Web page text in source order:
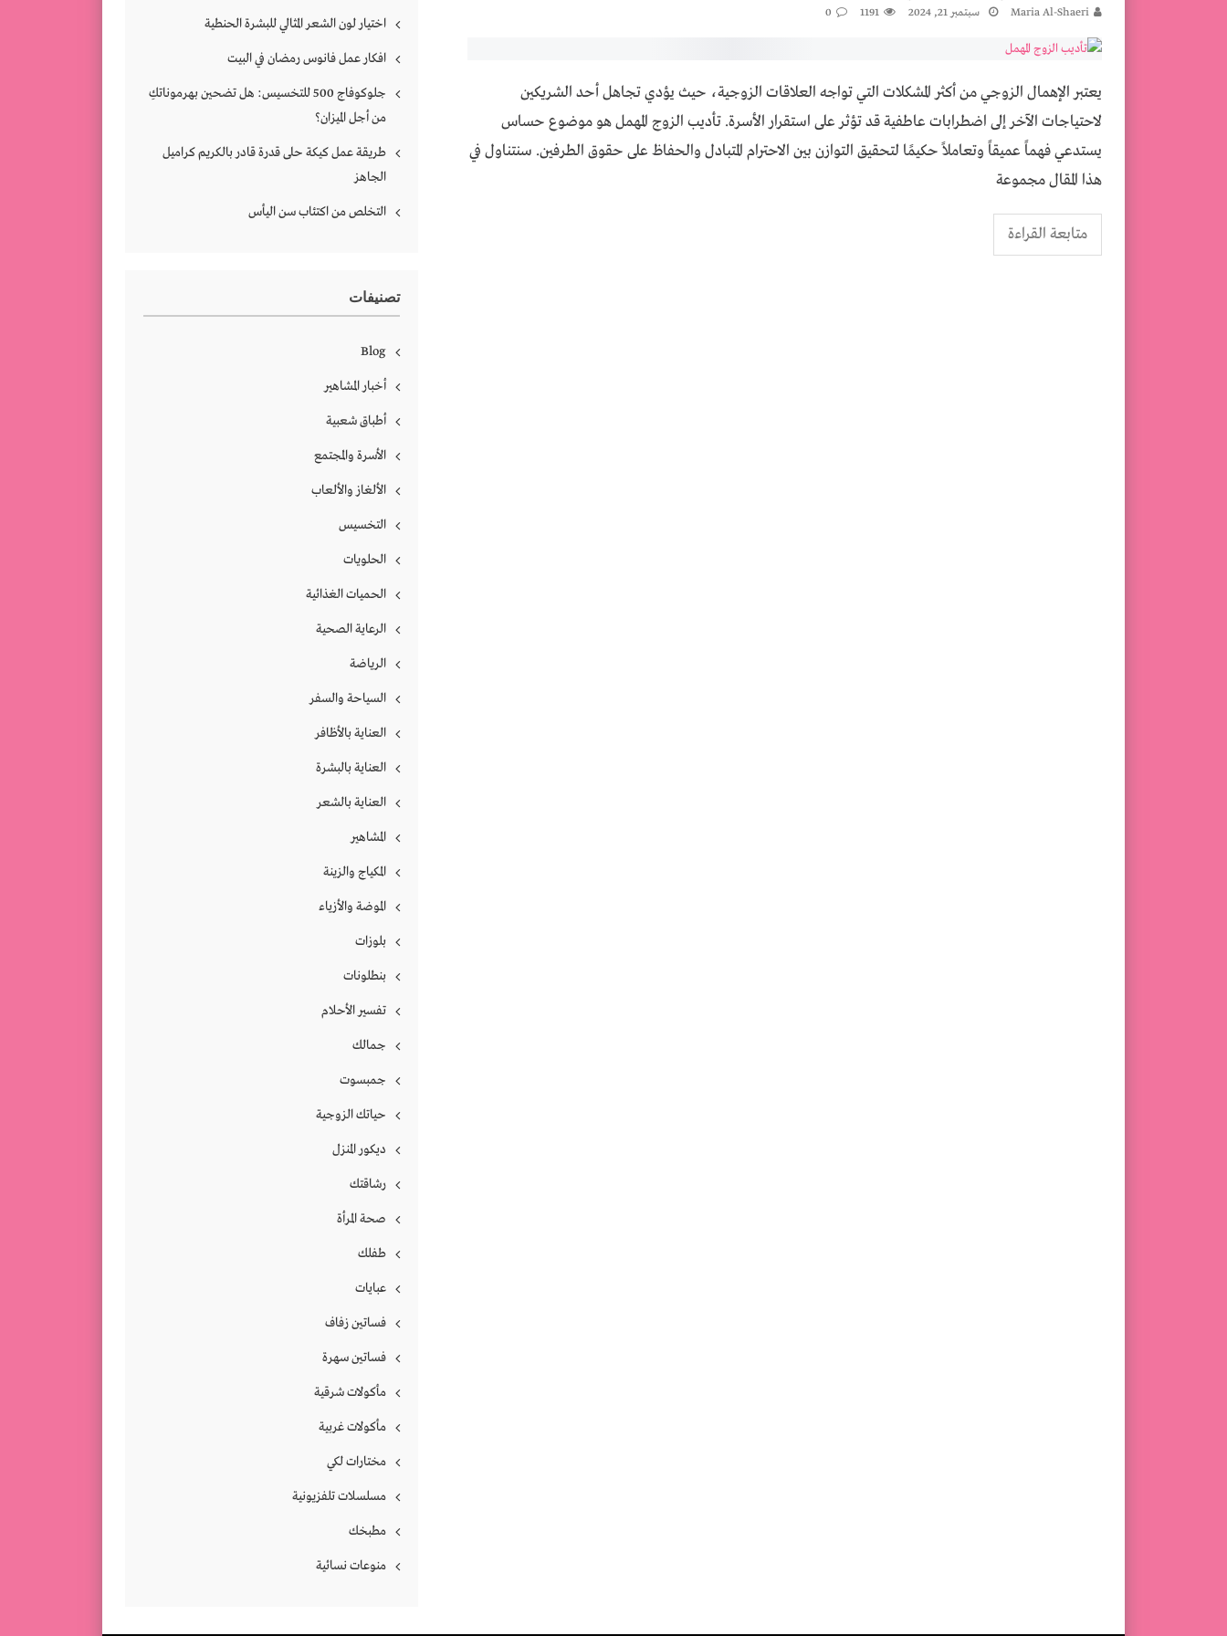
تخطي ما بعد الولادة القيصرية ـ العناية بالجرح والدعم النفسي
Maria Al-Shaeri سبتمبر 21, 2024 1191
0
يعتبر الإهمال الزوجي من أكثر المشكلات التي تواجه العلاقات الزوجية، حيث يؤدي تجاهل أحد الشريكين
لاحتياجات الآخر إلى اضطرابات عاطفية قد تؤثر على استقرار الأسرة. تأديب الزوج المهمل هو موضوع حساس
يستدعي فهماً عميقاً وتعاملاً حكيمًا لتحقيق التوازن بين الاحترام المتبادل والحفاظ على حقوق الطرفين. سنتناول في
هذا المقال مجموعة
متابعة القراءة
اختيار لون الشعر المثالي للبشرة الحنطية
افكار عمل فانوس رمضان في البيت
جلوكوفاج 500 للتخسيس: هل تضحين بهرموناتكِ
من أجل الميزان؟
طريقة عمل كيكة حلى قدرة قادر بالكريم كراميل
الجاهز
التخلص من اكتئاب سن اليأس
تصنيفات
Blog
أخبار المشاهير
أطباق شعبية
الأسرة والمجتمع
الألغاز والألعاب
التخسيس
الحلويات
الحميات الغذائية
الرعاية الصحية
الرياضة
السياحة والسفر
العناية بالأظافر
العناية بالبشرة
العناية بالشعر
المشاهير
المكياج والزينة
الموضة والأزياء
بلوزات
بنطلونات
تفسير الأحلام
جمالك
جمبسوت
حياتك الزوجية
ديكور المنزل
رشاقتك
صحة المرأة
طفلك
عبايات
فساتين زفاف
فساتين سهرة
مأكولات شرقية
مأكولات غربية
مختارات لكي
مسلسلات تلفزيونية
مطبخك
منوعات نسائية